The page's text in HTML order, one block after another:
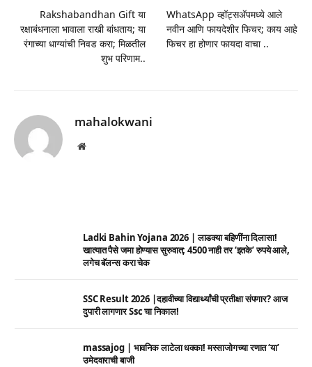
Rakshabandhan Gift या
रक्षाबंधनाला भावाला राखी बांधताय; या
रंगाच्या धाग्यांची निवड करा; मिळतील
शुभ परिणाम..
WhatsApp व्हॉट्सॲपमध्ये आले
नवीन आणि फायदेशीर फिचर; काय आहे
फिचर हा होणार फायदा वाचा ..
mahalokwani
Website
Ladki Bahin Yojana 2026 | लाडक्या बहिणींना दिलासा!
खात्यात पैसे जमा होण्यास सुरुवात; 4500 नाही तर ‘इतके’ रुपये आले,
लगेच बॅलन्स करा चेक
SSC Result 2026 |दहावीच्या विद्यार्थ्यांची प्रतीक्षा संपणार? आज
दुपारी लागणार Ssc चा निकाल!
massajog | भावनिक लाटेला धक्का! मस्साजोगच्या रणात ‘या’
उमेदवाराची बाजी